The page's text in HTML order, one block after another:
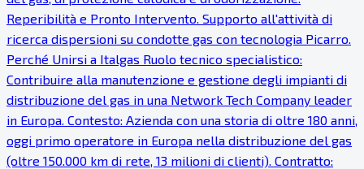
Reperibilità e Pronto Intervento. Supporto all'attività di
ricerca dispersioni su condotte gas con tecnologia Picarro.
Perché Unirsi a Italgas Ruolo tecnico specialistico:
Contribuire alla manutenzione e gestione degli impianti di
distribuzione del gas in una Network Tech Company leader
in Europa. Contesto: Azienda con una storia di oltre 180 anni,
oggi primo operatore in Europa nella distribuzione del gas
(oltre 150.000 km di rete, 13 milioni di clienti). Contratto: